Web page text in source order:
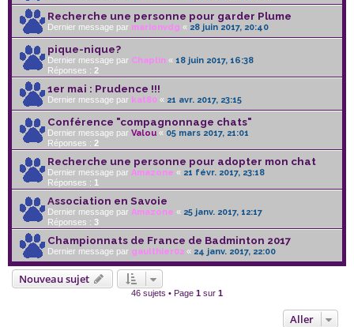
Recherche une personne pour garder Plume
Dernier message par marionvdg « 28 juin 2017, 20:40
pique-nique?
Dernier message par Chaplin « 18 juin 2017, 16:38
Réponses : 2
1er mai : Prudence !!!
Dernier message par kat80 « 21 avr. 2017, 23:15
Conférence "compagnonnage chats"
Dernier message par Valou « 05 mars 2017, 21:01
Réponses : 2
Recherche une personne pour adopter mon chat
Dernier message par Amazone « 21 févr. 2017, 23:18
Réponses : 1
Association en Savoie
Dernier message par Amazone « 25 janv. 2017, 12:17
Réponses : 3
Championnats de France de Badminton 2017
Dernier message par gaulthier02 « 24 janv. 2017, 22:00
Nouveau sujet
46 sujets • Page 1 sur 1
Aller